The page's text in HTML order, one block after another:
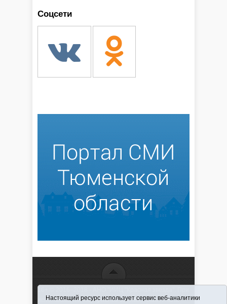
Соцсети
использовании материалов ссылка обязательна
Настоящий ресурс использует сервис веб-аналитики